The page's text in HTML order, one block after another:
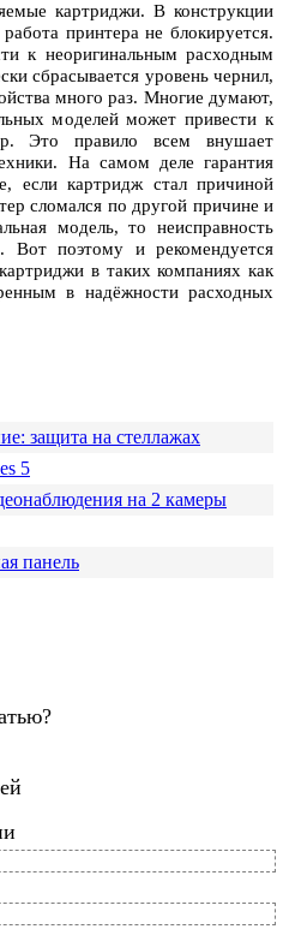
картриджи. В конструкции
принтера не блокируется.
к неоригинальным расходным
сбрасывается уровень чернил,
много раз. Многие думают,
моделей может привести к
Это правило всем внушает
На самом деле гарантия
если картридж стал причиной
сломался по другой причине и
модель, то неисправность
Вот поэтому и рекомендуется
в таких компаниях как
в надёжности расходных
защита на стеллажах
5
на 2 камеры
панель